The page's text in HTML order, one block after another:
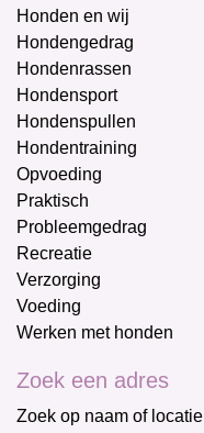
Honden en wij
Hondengedrag
Hondenrassen
Hondensport
Hondenspullen
Hondentraining
Opvoeding
Praktisch
Probleemgedrag
Recreatie
Verzorging
Voeding
Werken met honden
Zoek een adres
Zoek op naam of locatie